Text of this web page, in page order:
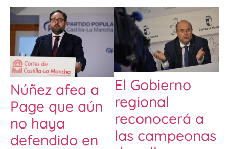
Núñez afea a
Page que aún
no haya
defendido en
El Gobierno
regional
reconocerá a
las campeonas